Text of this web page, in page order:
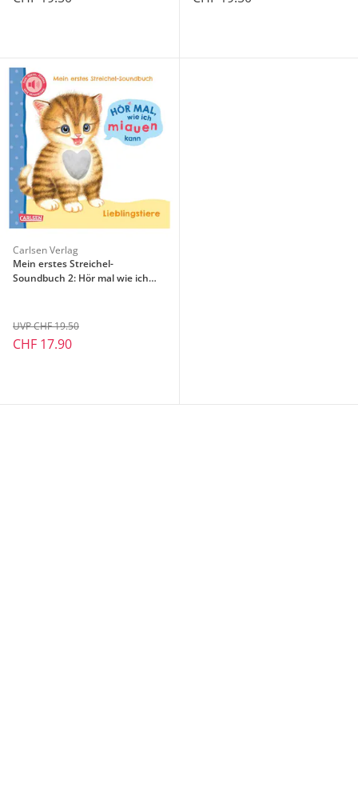
Carlsen Verlag
Mein erstes Streichel-
Soundbuch 2: Hör mal wie ich
CHF 17.90
UVP CHF 19.50